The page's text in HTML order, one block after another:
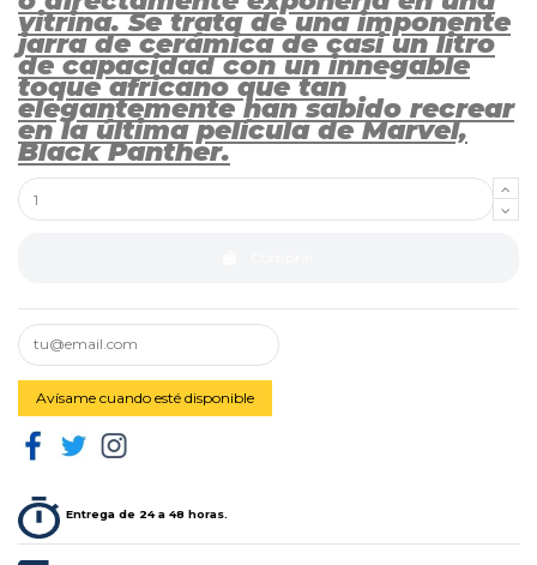
vitrina. Se trata de una imponente
jarra de cerámica de casi un litro
de capacidad con un innegable
toque africano que tan
elegantemente han sabido recrear
en la última película de Marvel,
Black Panther.
Entrega de 24 a 48 horas.